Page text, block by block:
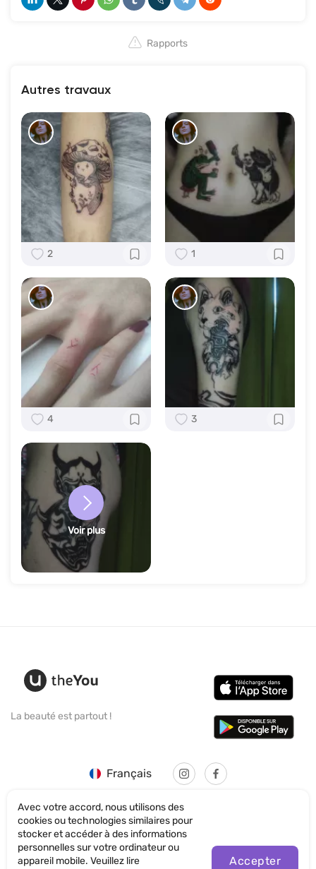
Rapports
Autres travaux
2 1
4 3
Voir plus
La beauté est partout !
Français
© SANTICUM INTERNATIONAL LTD
Avec votre accord, nous utilisons des
cookies ou technologies similaires pour
stocker et accéder à des informations
personnelles sur votre ordinateur ou
appareil mobile. Veuillez lire
Accepter